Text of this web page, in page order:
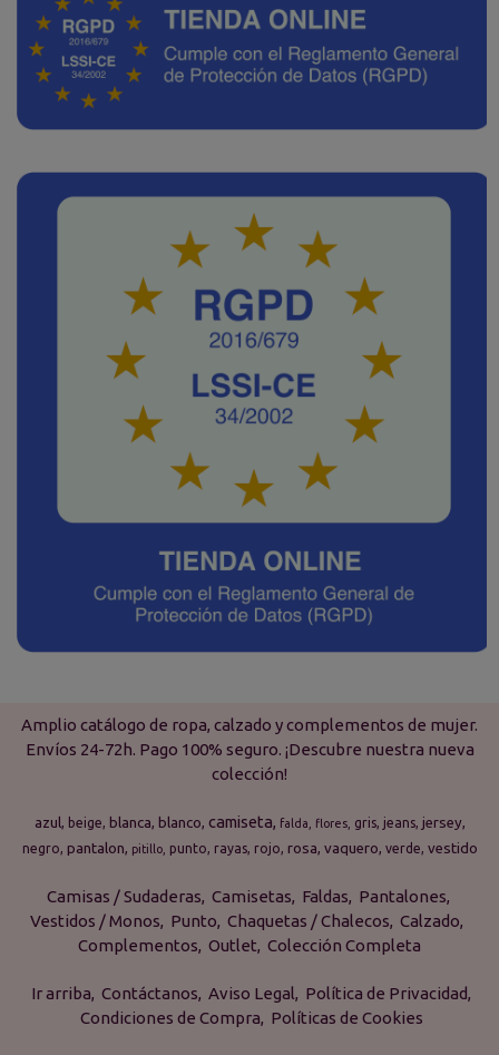
Amplio catálogo de ropa, calzado y complementos de mujer.
Envíos 24-72h. Pago 100% seguro. ¡Descubre nuestra nueva
colección!
azul beige blanca blanco camiseta falda flores gris jeans jersey
negro pantalon pitillo punto rayas rojo rosa vaquero verde vestido
Camisas / Sudaderas Camisetas Faldas
Pantalones
Vestidos / Monos
Punto Chaquetas / Chalecos Calzado
Complementos Outlet Colección Completa
Ir arriba Contáctanos Aviso Legal
Política de Privacidad
Condiciones de Compra
Políticas de Cookies